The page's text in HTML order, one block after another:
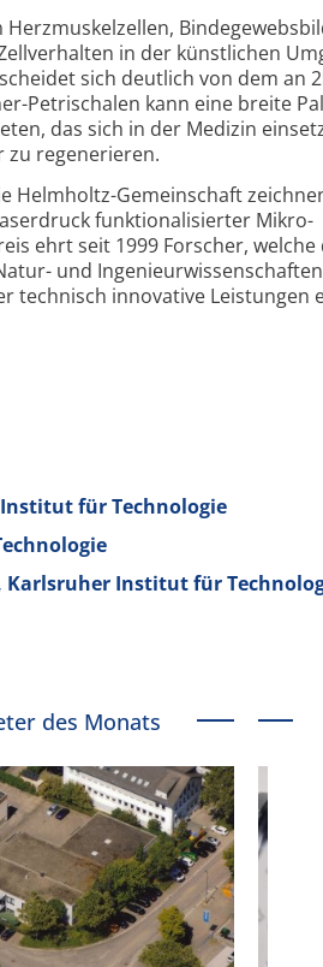
in der künstlichen
sich deutlich von dem an
Petrischalen kann eine breite
das sich in der Medizin
zu regenerieren.
Helmholtz-Gemeinschaft
funktionalisierter Mikro­
ehrt seit 1999 Forscher, welche
und Ingenieur­wissenschaften
technisch innovative Leistungen
für Technologie
Karlsruher Institut für
des Monats